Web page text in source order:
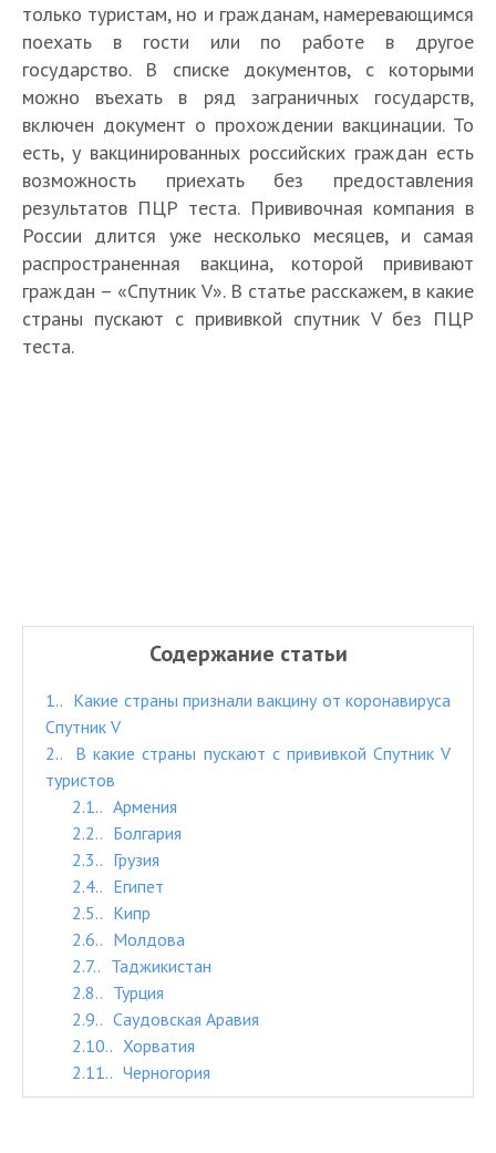
только туристам, но и гражданам, намеревающимся
поехать в гости или по работе в другое
государство. В списке документов, с которыми
можно въехать в ряд заграничных государств,
включен документ о прохождении вакцинации. То
есть, у вакцинированных российских граждан есть
возможность приехать без предоставления
результатов ПЦР теста. Прививочная компания в
России длится уже несколько месяцев, и самая
распространенная вакцина, которой прививают
граждан – «Спутник V». В статье расскажем, в какие
страны пускают с прививкой спутник V без ПЦР
теста.
Содержание статьи
1.
Какие страны признали вакцину от коронавируса
Спутник V
2.
В какие страны пускают с прививкой Спутник V
туристов
2.1.
Армения
2.2.
Болгария
2.3.
Грузия
2.4.
Египет
2.5.
Кипр
2.6.
Молдова
2.7.
Таджикистан
2.8.
Турция
2.9.
Саудовская Аравия
2.10.
Хорватия
2.11.
Черногория